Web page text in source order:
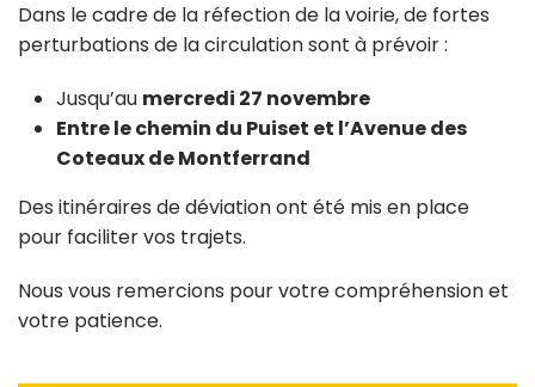
Dans le cadre de la réfection de la voirie, de fortes
perturbations de la circulation sont à prévoir :
Jusqu’au mercredi 27 novembre
Entre le chemin du Puiset et l’Avenue des
Coteaux de Montferrand
Des itinéraires de déviation ont été mis en place
pour faciliter vos trajets.
Nous vous remercions pour votre compréhension et
votre patience.